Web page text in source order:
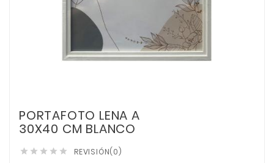
PORTAFOTO LENA A
30X40 CM BLANCO
     REVISIÓN(0)